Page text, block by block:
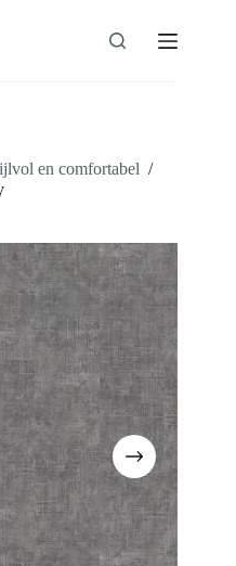
en comfortabel /